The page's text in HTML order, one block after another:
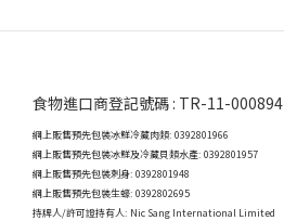
食物進口商登記號碼 : TR-11-000894
網上販售預先包裝冰鮮冷藏肉類: 0392801966
網上販售預先包裝冰鮮及冷藏貝類水產: 0392801957
網上販售預先包裝刺身: 0392801948
網上販售預先包裝生蠔: 0392802695
持牌人/許可證持有人: Nic Sang International Limited